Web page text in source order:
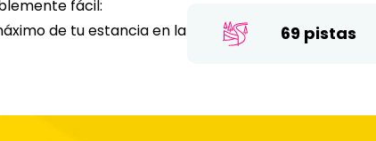
fácil:
de tu estancia en la
69 pistas